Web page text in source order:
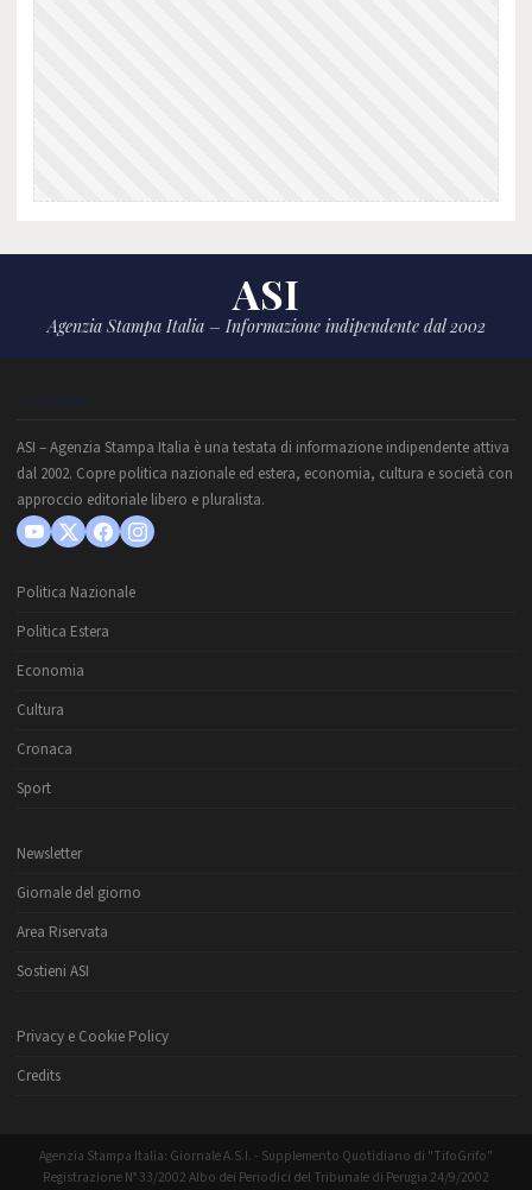
ASI
Agenzia Stampa Italia – Informazione indipendente dal 2002
CHI SIAMO
ASI – Agenzia Stampa Italia è una testata di informazione indipendente attiva
dal 2002. Copre politica nazionale ed estera, economia, cultura e società con
approccio editoriale libero e pluralista.
Politica Nazionale
Politica Estera
Economia
Cultura
Cronaca
Sport
Newsletter
Giornale del giorno
Area Riservata
Sostieni ASI
Privacy e Cookie Policy
Credits
Agenzia Stampa Italia: Giornale A.S.I. - Supplemento Quotidiano di "TifoGrifo"
Registrazione N° 33/2002 Albo dei Periodici del Tribunale di Perugia 24/9/2002